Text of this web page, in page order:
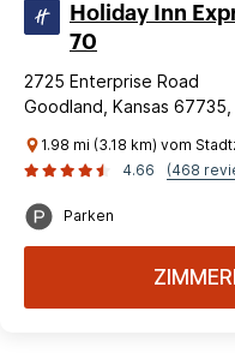
Holiday Inn
70
2725 Enterprise Road
Goodland, Kansas
1.98 mi (3.18 km) vom
4.66
(468
Parken